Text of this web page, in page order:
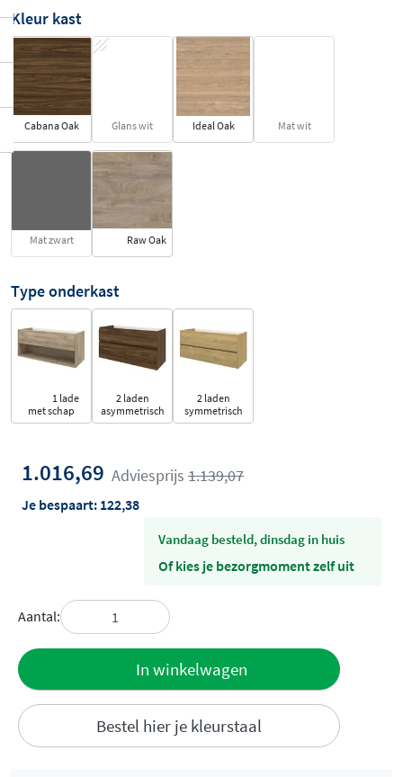
Kleur kast
Cabana Oak Glans wit Ideal Oak Mat wit
Mat zwart Raw Oak
Type onderkast
1 lade
met schap
2 laden
asymmetrisch
2 laden
symmetrisch
1.016,69 Adviesprijs 1.139,07
Je bespaart: 122,38
vandaag besteld, dinsdag in huis
Of kies je bezorgmoment zelf uit
Aantal:
In winkelwagen
Bestel hier je kleurstaal